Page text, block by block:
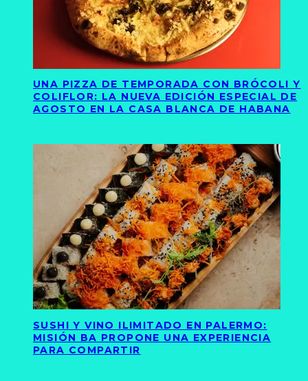
UNA PIZZA DE TEMPORADA CON BRÓCOLI Y
COLIFLOR: LA NUEVA EDICIÓN ESPECIAL DE
AGOSTO EN LA CASA BLANCA DE HABANA
SUSHI Y VINO ILIMITADO EN PALERMO:
MISIÓN BA PROPONE UNA EXPERIENCIA
PARA COMPARTIR